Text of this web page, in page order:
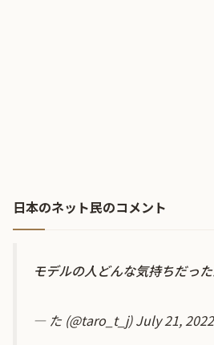
日本のネット民のコメント
モデルの人どんな気持ちだっ
— た (@taro_t_j)July 21, 2022